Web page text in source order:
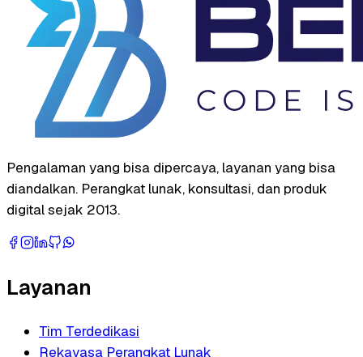
Pengalaman yang bisa dipercaya, layanan yang bisa
diandalkan. Perangkat lunak, konsultasi, dan produk
digital sejak 2013.
Layanan
Tim Terdedikasi
Rekayasa Perangkat Lunak